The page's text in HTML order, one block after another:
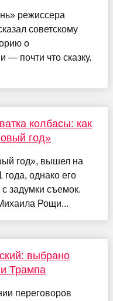
режиссера
советскому
о
— почти что сказку.
колбасы: как
год»
год», вышел на
однако его
задумки съемок.
Рощи...
выбрано
Трампа
переговоров